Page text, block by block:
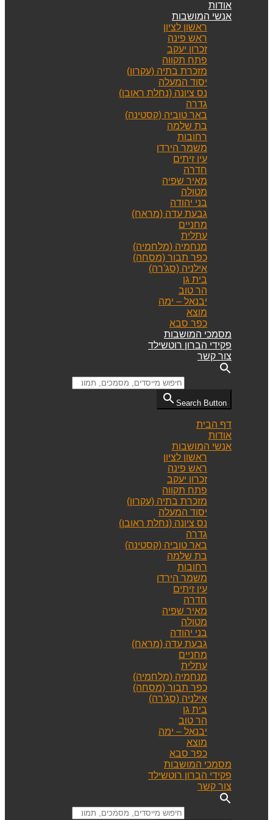
אודות
אנשי המושבות
ראשון לציון
ראש פינה
זכרון יעקב
פתח תקווה
מזכרת בתיה (עקרון)
יסוד המעלה
נס ציונה (נחלת ראובן)
גדרה
באר טוביה (קסטינה)
בת שלמה
רחובות
משמר הירדן
עין זיתים
חדרה
מאיר שפיה
מטולה
בני יהודה
גבעת עדה (מראח)
מחניים
עתלית
מנחמיה (מלחמיה)
כפר תבור (מסחה)
אילניה (סג'רה)
בית גן
הר טוב
יבנאל – ימה
מוצא
כפר סבא
מסמכי המושבות
פקידי הברון רוטשילד
צור קשר
Search Button
דף הבית
אודות
אנשי המושבות
ראשון לציון
ראש פינה
זכרון יעקב
פתח תקווה
מזכרת בתיה (עקרון)
יסוד המעלה
נס ציונה (נחלת ראובן)
גדרה
באר טוביה (קסטינה)
בת שלמה
רחובות
משמר הירדן
עין זיתים
חדרה
מאיר שפיה
מטולה
בני יהודה
גבעת עדה (מראח)
מחניים
עתלית
מנחמיה (מלחמיה)
כפר תבור (מסחה)
אילניה (סג'רה)
בית גן
הר טוב
יבנאל – ימה
מוצא
כפר סבא
מסמכי המושבות
פקידי הברון רוטשילד
צור קשר